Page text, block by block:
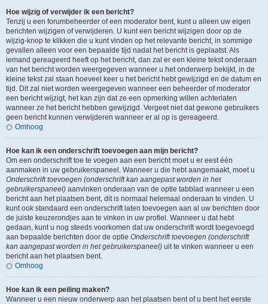
Hoe wijzig of verwijder ik een bericht?
Tenzij u een forumbeheerder of een moderator bent, kunt u alleen uw eigen
berichten wijzigen of verwijderen. U kunt een bericht wijzigen door op de
wijzig-knop te klikken die u kunt vinden op het relevante bericht, in sommige
gevallen alleen voor een bepaalde tijd nadat het bericht is geplaatst. Als
iemand gereageerd heeft op het bericht, dan zal er een kleine tekst onderaan
van het bericht worden weergegeven wanneer u het onderwerp bekijkt, in de
kleine tekst zal staan hoeveel keer u het bericht hebt gewijzigd en de datum en
tijd. Dit zal niet worden weergegeven wanneer een beheerder of moderator
een bericht wijzigt, het kan zijn dat ze een opmerking willen achterlaten
wanneer ze het bericht hebben gewijzigd. Vergeet niet dat gewone gebruikers
geen bericht kunnen verwijderen wanneer er al op is gereageerd.
Omhoog
Hoe kan ik een onderschrift toevoegen aan mijn bericht?
Om een onderschrift toe te voegen aan een bericht moet u er eest één
aanmaken in uw gebruikerspaneel. Wanneer u die hebt aangemaakt, moet u
Onderschrift toevoegen (onderschrift kan aangepast worden in het
gebruikerspaneel) aanvinken onderaan van de optie tabblad wanneer u een
bericht aan het plaatsen bent, dit is normaal helemaal onderaan te vinden. U
kunt ook standaard een onderschrift laten toevoegen aan al uw berichten door
de juiste keuzerondjes aan te vinken in uw profiel. Wanneer u dat hebt
gedaan, kunt u nog steeds voorkomen dat uw onderschrift wordt toegevoegd
aan bepaalde berichten door de optie Onderschrift toevoegen (onderschrift
kan aangepast worden in het gebruikerspaneel) uit te vinken wanneer u een
bericht aan het plaatsen bent.
Omhoog
Hoe kan ik een peiling maken?
Wanneer u een nieuw onderwerp aan het plaatsen bent of u bent het eerste